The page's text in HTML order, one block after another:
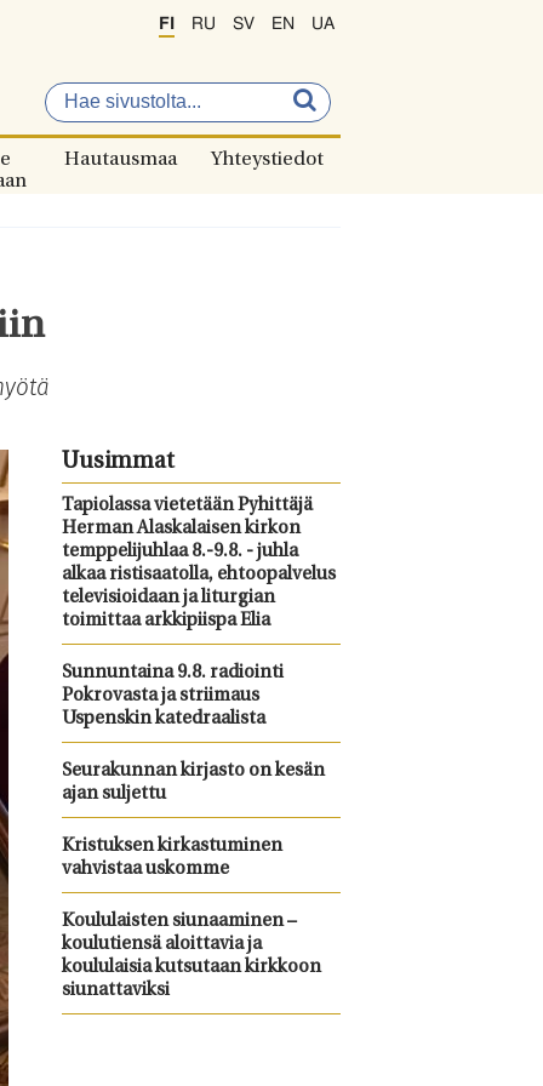
FI RU SV EN UA
Hautausmaa Yhteystiedot
Uusimmat
Tapiolassa vietetään Pyhittäjä
Herman Alaskalaisen kirkon
temppelijuhlaa 8.-9.8. - juhla
alkaa ristisaatolla, ehtoopalvelus
televisioidaan ja liturgian
toimittaa arkkipiispa Elia
Sunnuntaina 9.8. radiointi
Pokrovasta ja striimaus
Uspenskin katedraalista
Seurakunnan kirjasto on kesän
ajan suljettu
Kristuksen kirkastuminen
vahvistaa uskomme
Koululaisten siunaaminen –
koulutiensä aloittavia ja
koululaisia kutsutaan kirkkoon
siunattaviksi